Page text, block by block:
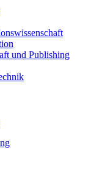
und Publishing